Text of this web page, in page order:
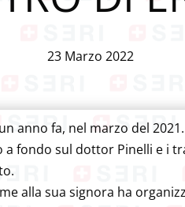
23 Marzo 2022
anno fa, nel marzo del
fondo sul dottor Pinelli e i
alla sua signora ha